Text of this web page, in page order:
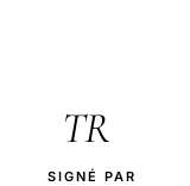
TR
SIGNÉ PAR